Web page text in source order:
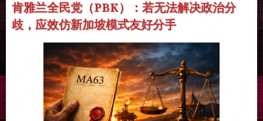
肯雅兰全民党（PBK）：若无法解决政治分
歧，应效仿新加坡模式友好分手